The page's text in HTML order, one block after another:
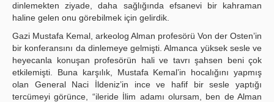
dinlemekten ziyade, daha sağlığında efsanevi bir kahraman
haline gelen onu görebilmek için gelirdik.
Gazi Mustafa Kemal, arkeolog Alman profesörü Von der Osten’in
bir konferansını da dinlemeye gelmişti. Almanca yüksek sesle ve
heyecanla konuşan profesörün hali ve tavrı şahsen beni çok
etkilemişti. Buna karşılık, Mustafa Kemal’in hocalığını yapmış
olan General Naci İldeniz’in ince ve hafif bir sesle yaptığı
tercümeyi görünce, “ileride İlim adamı olursam, ben de Alman